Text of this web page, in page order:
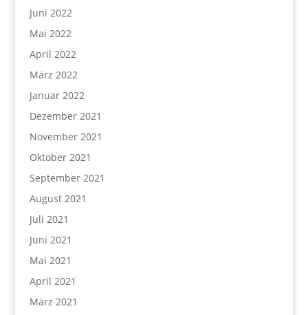
Juni 2022
Mai 2022
April 2022
März 2022
Januar 2022
Dezember 2021
November 2021
Oktober 2021
September 2021
August 2021
Juli 2021
Juni 2021
Mai 2021
April 2021
März 2021